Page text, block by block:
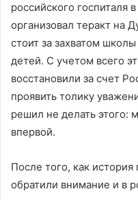
российского госпиталя
организовал теракт на
стоит за захватом
детей. С учетом всего
восстановили за счет
проявить толику
решил не делать этого:
впервой.
После того, как история
обратили внимание и в